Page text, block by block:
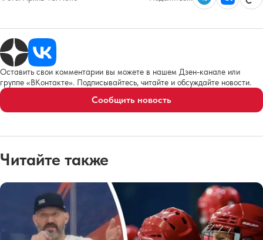
Оставить свои комментарии вы можете в нашем Дзен-канале или
группе «ВКонтакте». Подписывайтесь, читайте и обсуждайте новости.
Сообщить новость
Читайте также